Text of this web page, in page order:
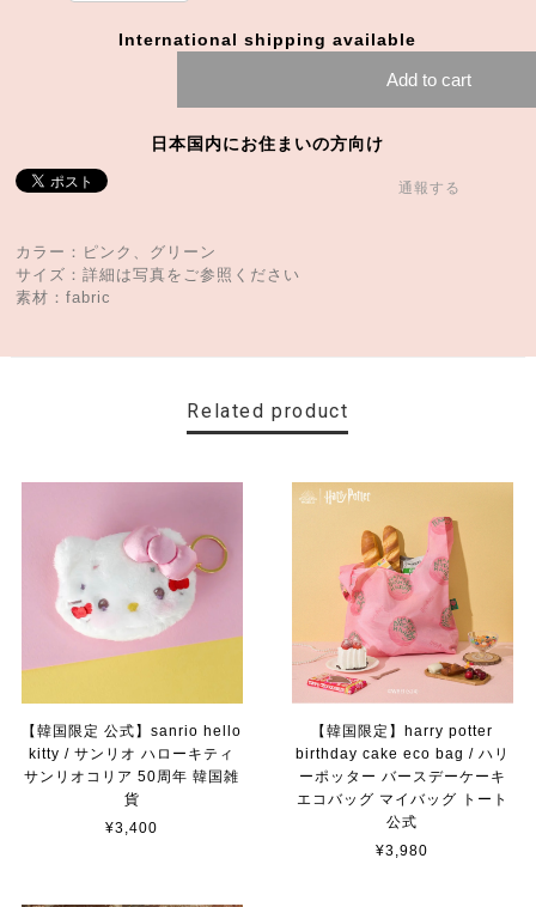
International shipping available
Add to cart
日本国内にお住まいの方向け
通報する
カラー：ピンク、グリーン
サイズ：詳細は写真をご参照ください
素材：fabric
Related product
【韓国限定 公式】sanrio hello
kitty / サンリオ ハローキティ
サンリオコリア 50周年 韓国雑
貨
¥3,400
【韓国限定】harry potter
birthday cake eco bag / ハリ
ーポッター バースデーケーキ
エコバッグ マイバッグ トート
公式
¥3,980